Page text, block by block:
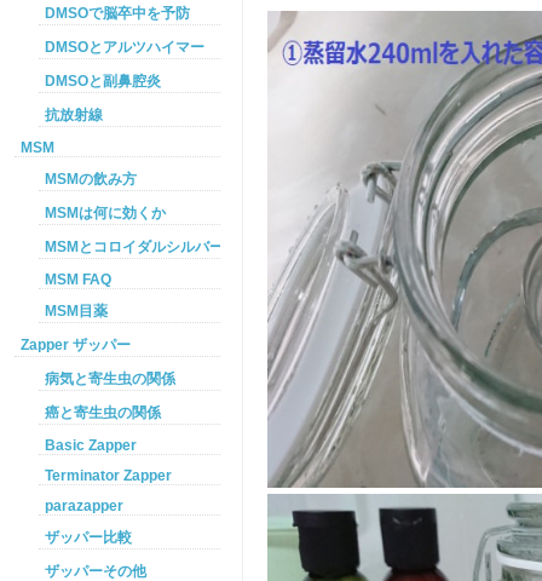
DMSOで脳卒中を予防
DMSOとアルツハイマー
DMSOと副鼻腔炎
抗放射線
MSM
MSMの飲み方
MSMは何に効くか
MSMとコロイダルシルバーを使った癌プロトコル
MSM FAQ
MSM目薬
Zapper ザッパー
病気と寄生虫の関係
癌と寄生虫の関係
Basic Zapper
Terminator Zapper
parazapper
ザッパー比較
ザッパーその他